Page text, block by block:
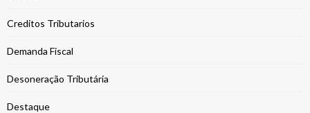
Creditos Tributarios
Demanda Fiscal
Desoneração Tributária
Destaque